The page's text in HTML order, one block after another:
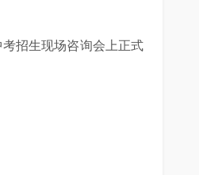
招生现场咨询会上正式